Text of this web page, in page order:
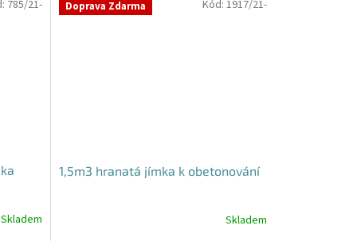
Skladem
785/21- Doprava Zdarma
1,5m3 hranatá jímka k obetonování
Skladem
Kód: 1917/21-